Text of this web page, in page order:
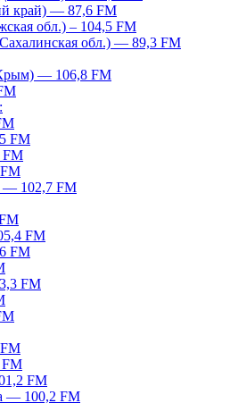
край) — 87,6 FM
обл.) – 104,5 FM
обл.) — 89,3 FM
— 106,8 FM
FM
FM
— 102,7 FM
FM
FM
FM
FM
— 100,2 FM